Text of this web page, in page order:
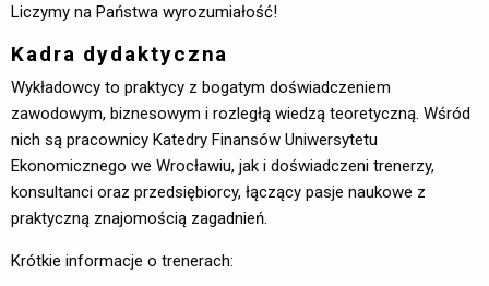
Liczymy na Państwa wyrozumiałość!
Kadra dydaktyczna
Wykładowcy to praktycy z bogatym doświadczeniem
zawodowym, biznesowym i rozległą wiedzą teoretyczną. Wśród
nich są pracownicy Katedry Finansów Uniwersytetu
Ekonomicznego we Wrocławiu, jak i doświadczeni trenerzy,
konsultanci oraz przedsiębiorcy, łączący pasje naukowe z
praktyczną znajomością zagadnień.
Krótkie informacje o trenerach: